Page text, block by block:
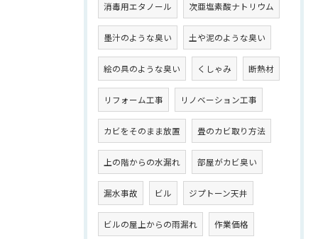
消毒用エタノール 次亜塩素酸ナトリウム
墨汁のような臭い 土や泥のような臭い
絵の具のような臭い くしゃみ 断熱材
リフォーム工事 リノベーション工事
カビをそのまま放置 畳のカビ取り方法
上の階からの水漏れ 部屋がカビ臭い
漏水事故 ビル ジプトーン天井
ビルの屋上からの雨漏れ 作業価格